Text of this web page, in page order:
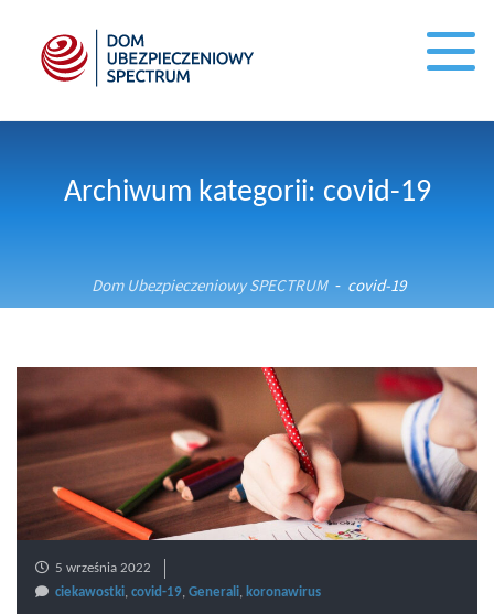
Archiwum kategorii: covid-19
Dom Ubezpieczeniowy SPECTRUM - covid-19
5 września 2022
ciekawostki, covid-19, Generali, koronawirus